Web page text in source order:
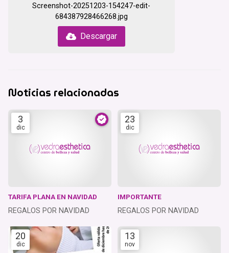
Screenshot-20251203-154247-edit-
684387928466268.jpg
Descargar
Noticias relacionadas
3
dic
TARIFA PLANA EN NAVIDAD
REGALOS POR NAVIDAD
23
dic
IMPORTANTE
REGALOS POR NAVIDAD
20
dic
13
nov